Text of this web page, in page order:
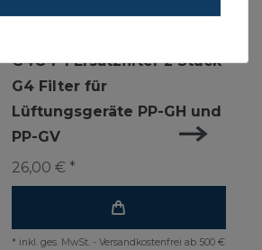
G4G4-1 Ersatzfilter 2 Stück
G4 Filter für
Lüftungsgeräte PP-GH und
PP-GV
26,00 € *
* inkl. ges. MwSt. - Versandkostenfrei ab 500 €